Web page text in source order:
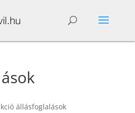
állásfoglalások